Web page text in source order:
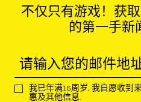
不仅只有游戏！获取
的第一手新
请输入您的邮件地
我已年满16周岁, 我自愿收到来
惠及其他信息.